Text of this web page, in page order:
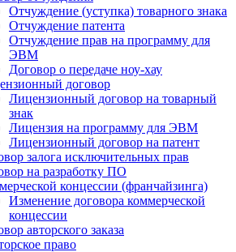
Отчуждение (уступка) товарного знака
Отчуждение патента
Отчуждение прав на программу для
ЭВМ
Договор о передаче ноу-хау
договор
Лицензионный договор на товарный
знак
Лицензия на программу для ЭВМ
Лицензионный договор на патент
залога исключительных прав
на разработку ПО
концессии (франчайзинга)
Изменение договора коммерческой
концессии
авторского заказа
право